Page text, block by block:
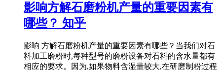
影响方解石磨粉机产量的重要因素有
哪些？ 知乎
影响 方解石磨粉机产量的重要因素有哪些？当我们对石
料加工磨粉时,每种型号的磨粉设备对石料的含水量都有
相应的要求。因为,如果物料含湿量较大,在研磨制粉过程